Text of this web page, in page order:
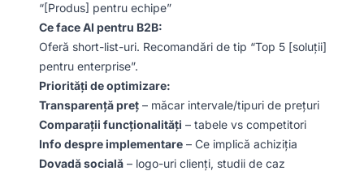
“[Produs] pentru echipe”
Ce face AI pentru B2B:
Oferă short-list-uri. Recomandări de tip “Top 5 [soluții]
pentru enterprise”.
Priorități de optimizare:
Transparență preț – măcar intervale/tipuri de prețuri
Comparații funcționalități – tabele vs competitori
Info despre implementare – Ce implică achiziția
Dovadă socială – logo-uri clienți, studii de caz